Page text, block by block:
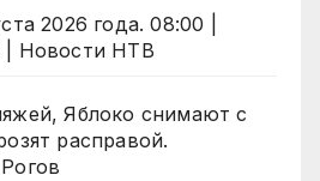
2026 года. 08:00 |
| Новости НТВ
Яблоко снимают с
расправой.